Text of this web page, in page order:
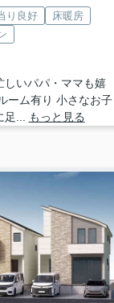
り良好
床暖房
しいパパ・ママも嬉
ーム有り 小さなお子
...
もっと見る